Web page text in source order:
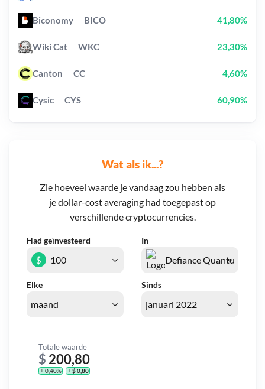
Wat als ik...?
Zie hoeveel waarde je vandaag zou hebben als
je dollar-cost averaging had toegepast op
verschillende cryptocurrencies.
Had geïnvesteerd In
Elke Sinds
$
Totale waarde
$ 200,80
+ 0,40% + $ 0,80
Biconomy BICO 41,80%
Wiki Cat WKC 23,30%
Canton CC 4,60%
Cysic CYS 60,90%